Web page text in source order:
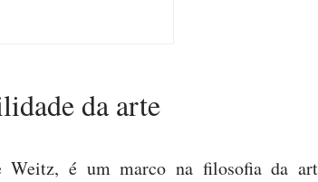
da arte
Weitz, é um marco na filosofia da